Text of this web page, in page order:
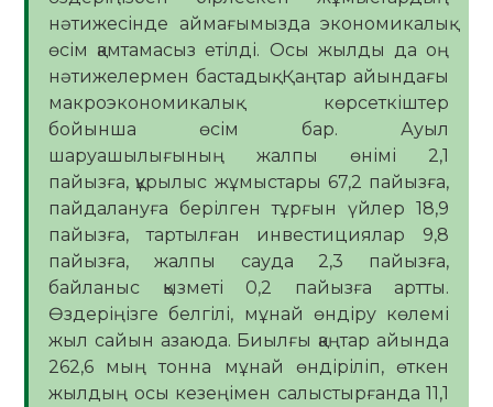
нәтижесінде аймағымызда экономикалық
өсім қамтамасыз етілді. Осы жылды да оң
нәтижелермен бастадық. Қаңтар айындағы
макроэкономикалық көрсеткіштер
бойынша өсім бар. Ауыл
шаруашылығының жалпы өнімі 2,1
пайызға, құрылыс жұмыстары 67,2 пайызға,
пайдалануға берілген тұрғын үйлер 18,9
пайызға, тартылған инвестициялар 9,8
пайызға, жалпы сауда 2,3 пайызға,
байланыс қызметі 0,2 пайызға артты.
Өздеріңізге белгілі, мұнай өндіру көлемі
жыл сайын азаюда. Биылғы қаңтар айында
262,6 мың тонна мұнай өндіріліп, өткен
жылдың осы кезеңімен салыстырғанда 11,1